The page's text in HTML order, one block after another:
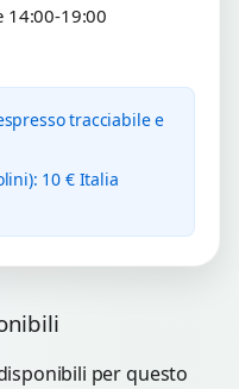
14:00-19:00
tracciabile e
10 € Italia
per questo